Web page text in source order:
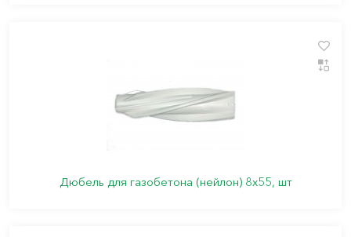
Дюбель для газобетона (нейлон) 8х55, шт